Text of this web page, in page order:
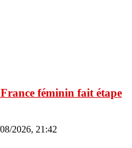
féminin fait étape
2026, 21:42